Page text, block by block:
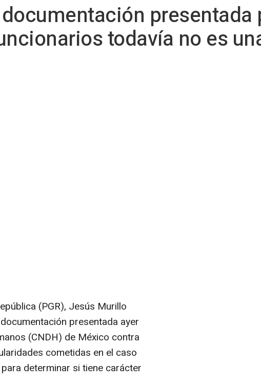
presentada
todavía no es
(PGR), Jesús Murillo
presentada ayer
(CNDH) de México contra
cometidas en el caso
determinar si tiene carácter